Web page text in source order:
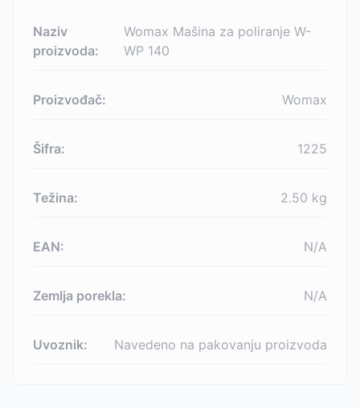
Naziv
proizvoda:
Womax Mašina za poliranje W-
WP 140
Proizvođač: Womax
Šifra: 1225
Težina: 2.50 kg
EAN: N/A
Zemlja porekla: N/A
Uvoznik: Navedeno na pakovanju proizvoda